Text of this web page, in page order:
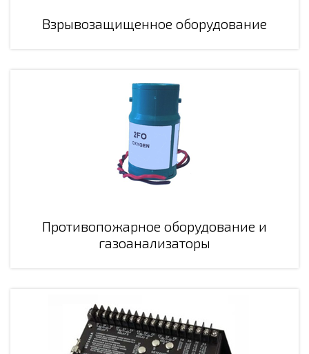
Взрывозащищенное оборудование
Противопожарное оборудование и
газоанализаторы